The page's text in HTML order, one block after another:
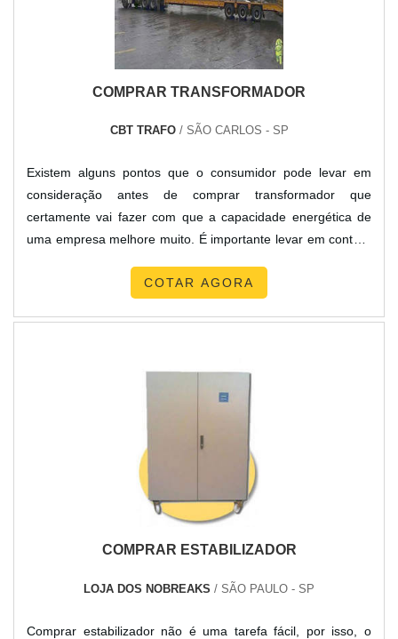
COMPRAR TRANSFORMADOR
CBT TRAFO / SÃO CARLOS - SP
Existem alguns pontos que o consumidor pode levar em
consideração antes de comprar transformador que
certamente vai fazer com que a capacidade energética de
uma empresa melhore muito. É importante levar em conta a
qualidade e capacidade para fazer um serviço
COTAR AGORA
COMPRAR ESTABILIZADOR
LOJA DOS NOBREAKS / SÃO PAULO - SP
Comprar estabilizador não é uma tarefa fácil, por isso, o